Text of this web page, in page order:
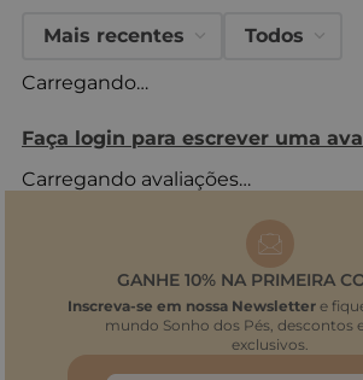
Carregando…
Faça login para escrever uma
Mais recentes Todos
Carregando avaliações…
GANHE 10% NA PRIMEIRA
Inscreva-se em nossa Newsletter e
mundo Sonho dos Pés, descontos
exclusivos.